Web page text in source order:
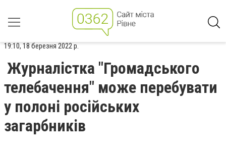
19:10, 18 березня 2022 р.
Журналістка "Громадського
телебачення" може перебувати
у полоні російських
загарбників